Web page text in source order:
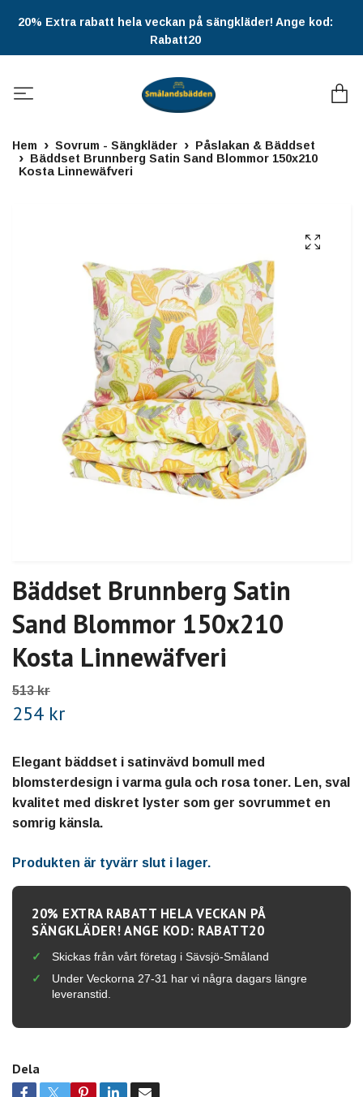
20% Extra rabatt hela veckan på sängkläder! Ange kod:
Rabatt20
Hem Sovrum - Sängkläder
Påslakan & Bäddset
Bäddset Brunnberg Satin Sand Blommor 150x210
Kosta Linnewäfveri
Bäddset Brunnberg Satin
Sand Blommor 150x210
Kosta Linnewäfveri
513 kr
254 kr
Elegant bäddset i satinvävd bomull med
blomsterdesign i varma gula och rosa toner. Len, sval
kvalitet med diskret lyster som ger sovrummet en
somrig känsla.
Produkten är tyvärr slut i lager.
20% EXTRA RABATT HELA VECKAN PÅ
SÄNGKLÄDER! ANGE KOD: RABATT20
Skickas från vårt företag i Sävsjö-Småland
Under Veckorna 27-31 har vi några dagars längre
leveranstid.
Dela